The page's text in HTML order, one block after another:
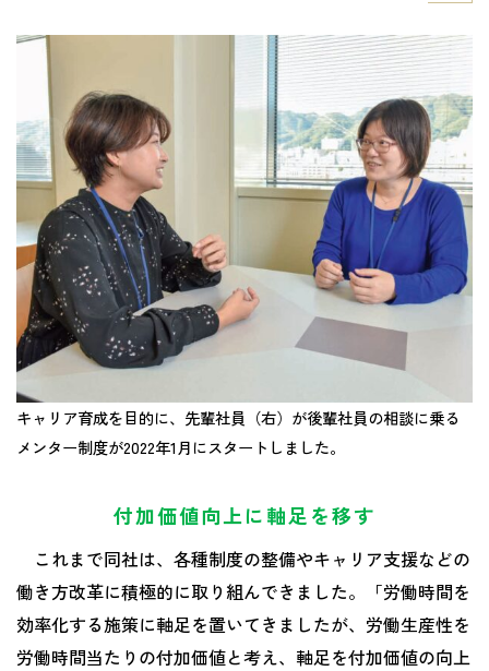
キャリア育成を目的に、先輩社員（右）が後輩社員の相談に乗る
メンター制度が2022年1月にスタートしました。
付加価値向上に軸足を移す
これまで同社は、各種制度の整備やキャリア支援などの
働き方改革に積極的に取り組んできました。「労働時間を
効率化する施策に軸足を置いてきましたが、労働生産性を
労働時間当たりの付加価値と考え、軸足を付加価値の向上